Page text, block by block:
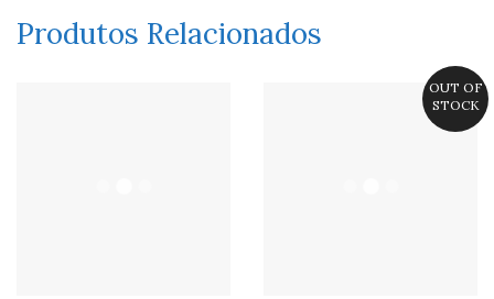
Produtos Relacionados
OUT OF
STOCK